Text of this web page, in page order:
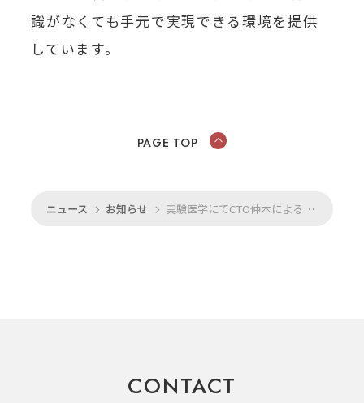
識がなくても手元で実現できる環境を提供
しています。
ニュース お知らせ 実験医学にてCTO仲木による『エピジェネティッククロックの発展と今後の展望』が掲載
PAGE TOP
CONTACT